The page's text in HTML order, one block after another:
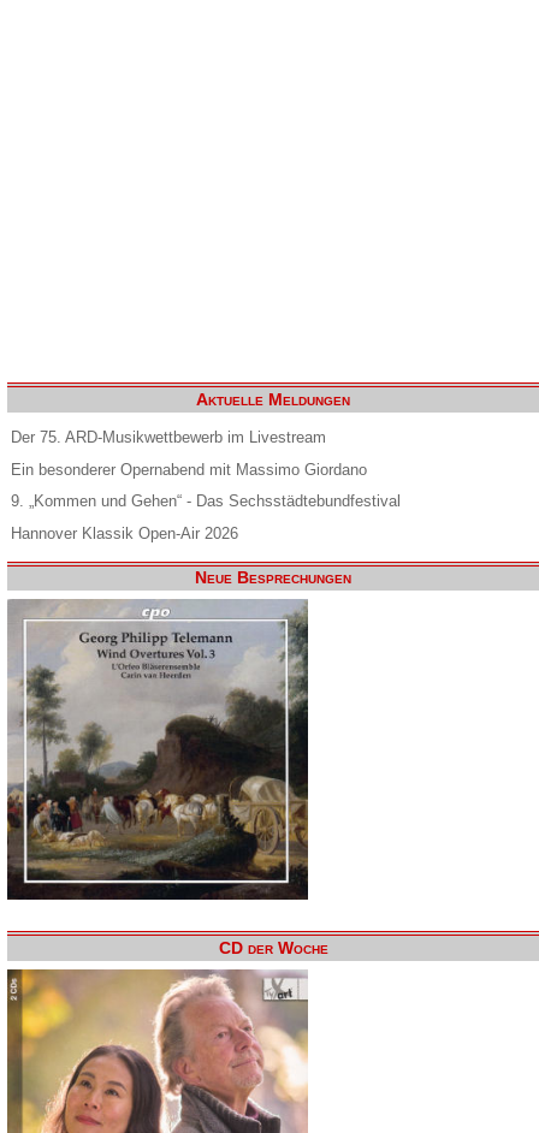
Aktuelle Meldungen
Der 75. ARD-Musikwettbewerb im Livestream
Ein besonderer Opernabend mit Massimo Giordano
9. „Kommen und Gehen“ - Das Sechsstädtebundfestival
Hannover Klassik Open-Air 2026
Neue Besprechungen
CD der Woche